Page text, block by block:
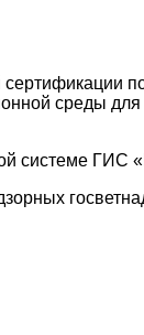
среды для
системе ГИС